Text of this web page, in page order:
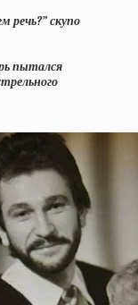
речь?” скупо
пытался